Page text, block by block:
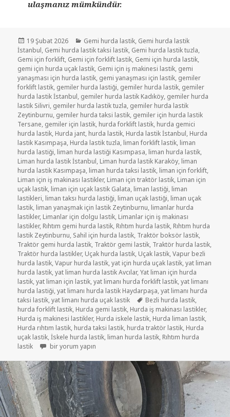
ulaşmanız mümkündür.
Yayın
tarihi
19 Şubat 2026 Kategoriler
Gemi hurda lastik, Gemi hurda lastik
İstanbul, Gemi hurda lastik taksi lastik, Gemi hurda lastik tuzla,
Gemi için forklift, Gemi için forklift lastik, Gemi için hurda lastik,
gemi için hurda uçak lastik, Gemi için iş makinesi lastik, gemi
yanaşması için hurda lastik, gemi yanaşması için lastik, gemiler
forklift lastik, gemiler hurda lastiği, gemiler hurda lastik, gemiler
hurda lastik İstanbul, gemiler hurda lastik Kadıköy, gemiler hurda
lastik Silivri, gemiler hurda lastik tuzla, gemiler hurda lastik
Zeytinburnu, gemiler hurda taksi lastik, gemiler için hurda lastik
Tersane, gemiler için lastik, hurda forklift lastik, hurda gemici
hurda lastik, Hurda jant, hurda lastik, Hurda lastik İstanbul, Hurda
lastik Kasımpaşa, Hurda lastik tuzla, liman forklift lastik, liman
hurda lastiği, liman hurda lastiği Kasımpasa, liman hurda lastik,
Liman hurda lastik İstanbul, Liman hurda lastik Karaköy, liman
hurda lastik Kasımpaşa, liman hurda taksi lastik, liman için forklift,
Liman için iş makinası lastikler, Liman için traktör lastik, Liman için
uçak lastik, liman için uçak lastik Galata, liman lastiği, liman
lastikleri, liman taksı hurda lastiği, liman uçak lastiği, liman uçak
lastik, liman yanaşmak için lastik Zeytinburnu, limanlar hurda
lastikler, Limanlar için dolgu lastik, Limanlar için iş makinası
lastikler, Rıhtım gemi hurda lastik, Rıhtım hurda lastik, Rıhtım hurda
lastik Zeytinburnu, Sahil için hurda lastik, Traktör boksör lastik,
Traktör gemi hurda lastik, Traktör gemi lastik, Traktör hurda lastik,
Traktör hurda lastikler, Uçak hurda lastik, Uçak lastik,Vapur bezli
hurda lastik,Vapur hurda lastik,yat için hurda uçak lastik,yat liman
hurda lastik,yat liman hurda lastik Avcılar,Yat liman için hurda
lastik,yat liman için lastik,yat limanı hurda forklift lastik,yat limanı
hurda lastiği,yat limanı hurda lastik Haydarpaşa,yat limanı hurda
taksi lastik,yat limanı hurda uçak lastik Etiketler
Bezli hurda lastik,
hurda forklift lastik, Hurda gemi lastik, Hurda iş makinası lastikler,
Hurda iş makinesi lastikler, Hurda iskele lastik, Hurda liman lastik,
Hurda rıhtım lastik, hurda taksi lastik, hurda traktör lastik, Hurda
uçak lastik,İskele hurda lastik, liman hurda lastik, Rıhtım hurda
lastik
GEMİ İSKELE HURDA LASTİK için
bir yorum yapın